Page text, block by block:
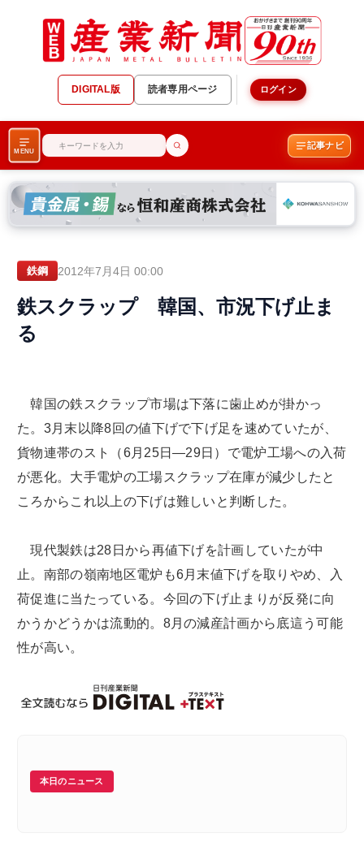
DIGITAL版 読者専用ページ ログイン
MENU
記事ナビ
鉄鋼 2012年7月4日 00:00
鉄スクラップ 韓国、市況下げ止ま
る
韓国の鉄スクラップ市場は下落に歯止めが掛かっ
た。3月末以降8回の値下げで下げ足を速めていたが、
貨物連帯のスト（6月25日―29日）で電炉工場への入荷
が悪化。大手電炉の工場スクラップ在庫が減少したと
ころからこれ以上の下げは難しいと判断した。
現代製鉄は28日から再値下げを計画していたが中
止。南部の嶺南地区電炉も6月末値下げを取りやめ、入
荷促進に当たっている。今回の下げ止まりが反発に向
かうかどうかは流動的。8月の減産計画から底這う可能
性が高い。
本日のニュース